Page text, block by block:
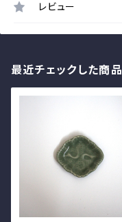
レビュー
最近チェックした商品